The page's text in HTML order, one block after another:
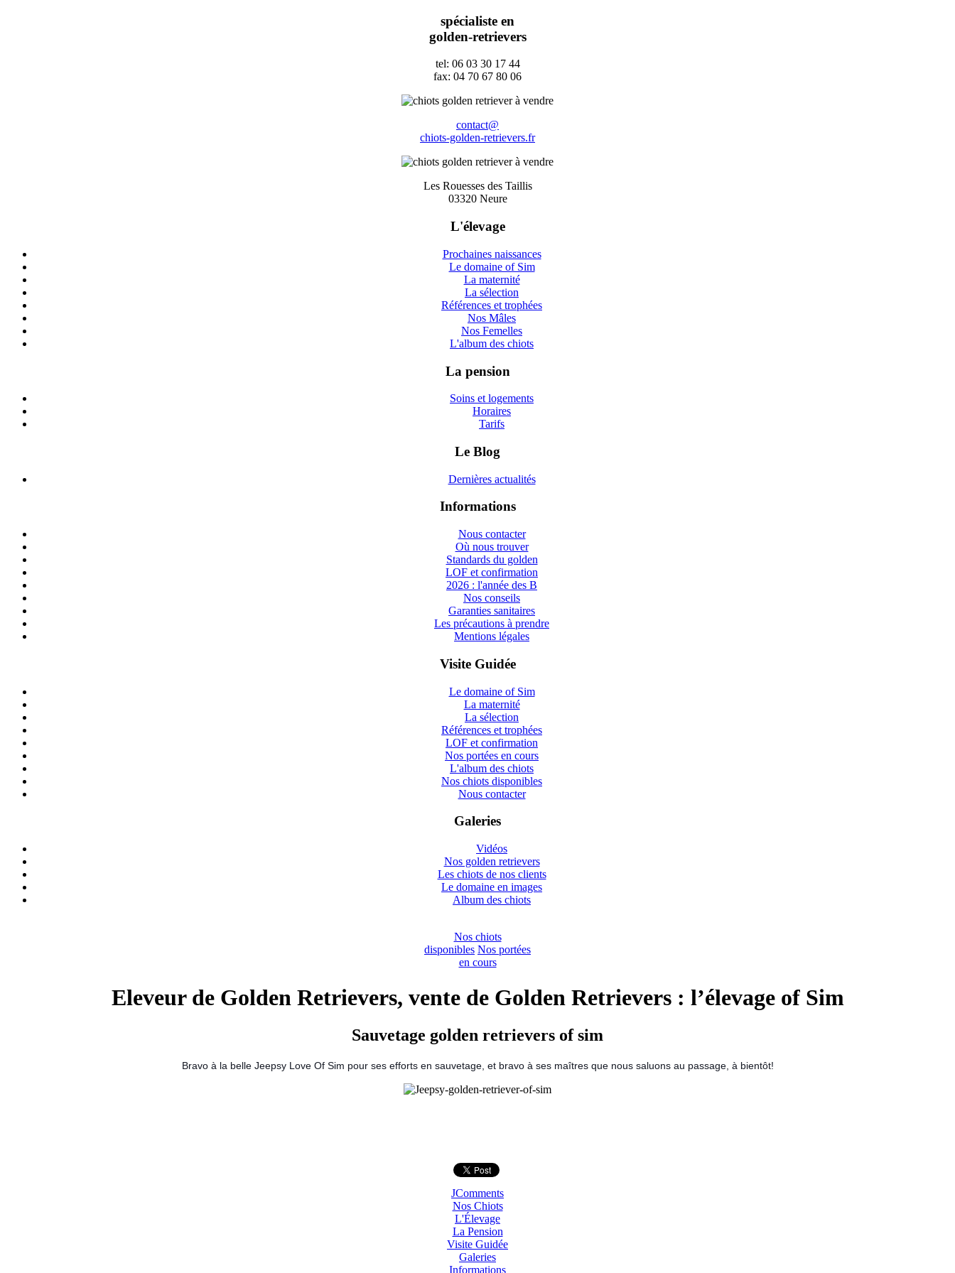
spécialiste en
golden-retrievers
tel: 06 03 30 17 44
fax: 04 70 67 80 06
contact@
chiots-golden-retrievers.fr
Les Rouesses des Taillis
03320 Neure
L'élevage
Prochaines naissances
Le domaine of Sim
La maternité
La sélection
Références et trophées
Nos Mâles
Nos Femelles
L'album des chiots
La pension
Soins et logements
Horaires
Tarifs
Le Blog
Dernières actualités
Informations
Nous contacter
Où nous trouver
Standards du golden
LOF et confirmation
2026 : l'année des B
Nos conseils
Garanties sanitaires
Les précautions à prendre
Mentions légales
Visite Guidée
Le domaine of Sim
La maternité
La sélection
Références et trophées
LOF et confirmation
Nos portées en cours
L'album des chiots
Nos chiots disponibles
Nous contacter
Galeries
Vidéos
Nos golden retrievers
Les chiots de nos clients
Le domaine en images
Album des chiots
Nos chiots
disponibles Nos portées
en cours
Eleveur de Golden Retrievers, vente de Golden Retrievers : l’élevage of Sim
Sauvetage golden retrievers of sim
Bravo à la belle Jeepsy Love Of Sim pour ses efforts en sauvetage, et bravo à ses maîtres que nous saluons au passage, à bientôt!
JComments
Nos Chiots
L'Élevage
La Pension
Visite Guidée
Galeries
Informations